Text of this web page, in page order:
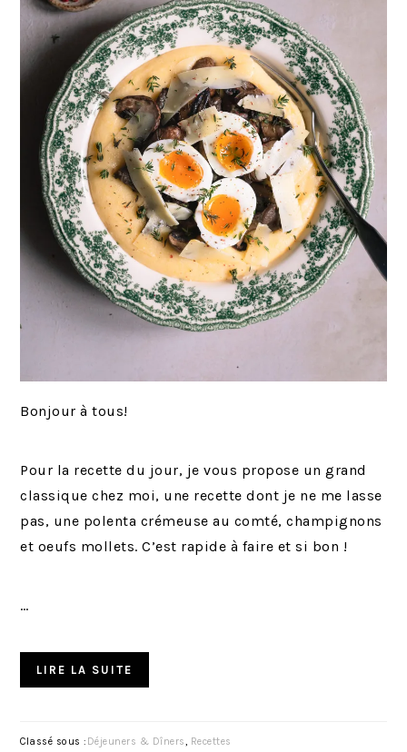
Bonjour à tous!
Pour la recette du jour, je vous propose un grand
classique chez moi, une recette dont je ne me lasse
pas, une polenta crémeuse au comté, champignons
et oeufs mollets. C’est rapide à faire et si bon !
…
LIRE LA SUITE
Classé sous : Déjeuners & Dîners, Recettes